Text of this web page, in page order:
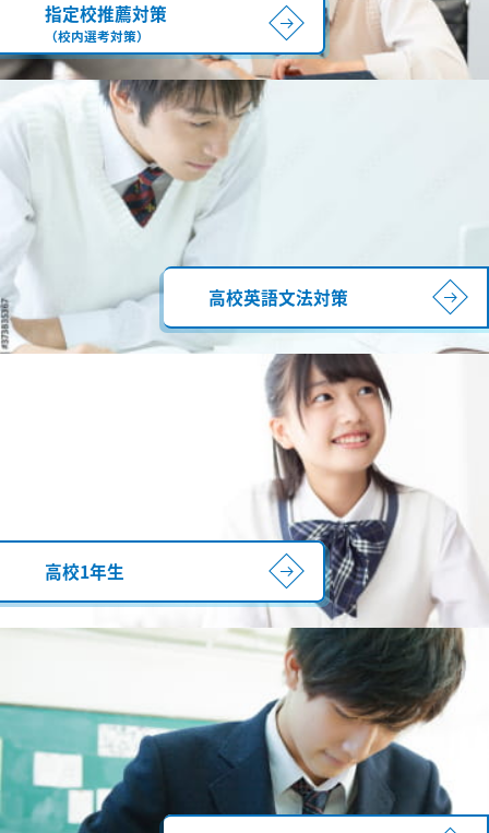
指定校推薦対策
（校内選考対策）
高校英語文法対策
高校1年生